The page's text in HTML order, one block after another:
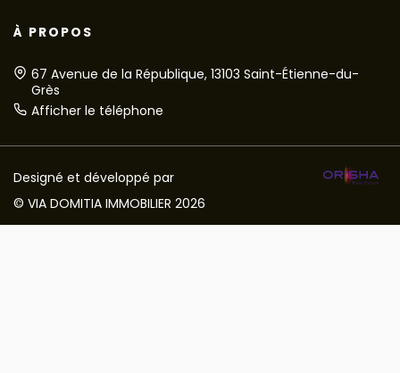
À PROPOS
67 Avenue de la République, 13103 Saint-Étienne-du-
Grès
Afficher le téléphone
Designé et développé par
© VIA DOMITIA IMMOBILIER 2026